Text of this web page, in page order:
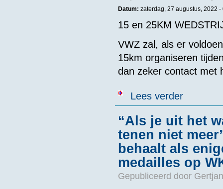
Datum: zaterdag, 27 augustus, 2022 -
15 en 25KM
VWZ zal, als er
15km organiseren
dan zeker contact met
Lees verderover 37ste
“Als je uit het
tenen niet
behaalt als
medailles op
Gepubliceerd door